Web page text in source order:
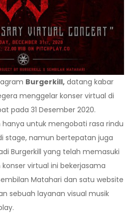
Burgerkill, datang kabar
menggelar konser virtual di
pada 31 Desember 2020.
untuk mengobati rasa rindu
stage, namun bertepatan juga
Burgerkill yang telah memasuki
virtual ini bekerjasama
Matahari dan satu website
sebuah layanan visual musik